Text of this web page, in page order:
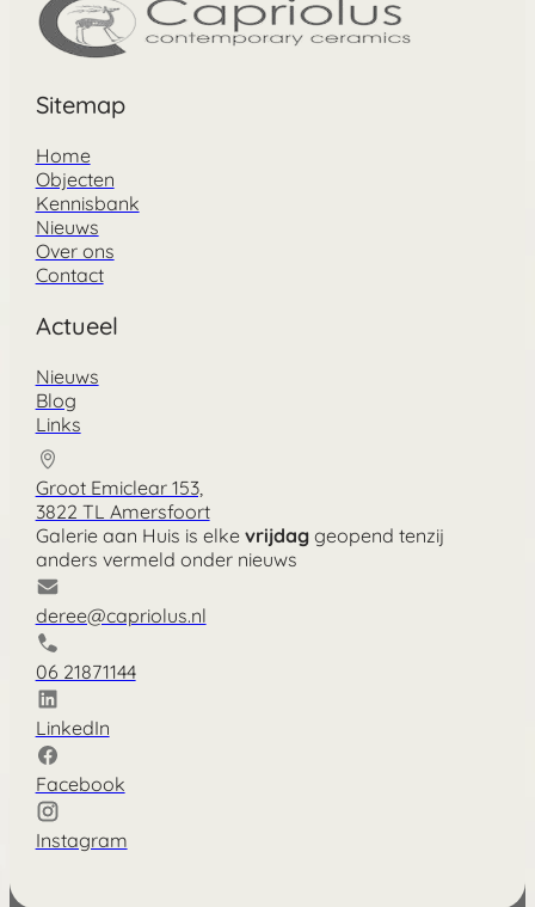
Sitemap
Home
Objecten
Kennisbank
Nieuws
Over ons
Contact
Actueel
Nieuws
Blog
Links
Groot Emiclear 153,
3822 TL Amersfoort
Galerie aan Huis is elke vrijdaggeopend tenzij
anders vermeld onder nieuws
deree@capriolus.nl
06 21871144
LinkedIn
Facebook
Instagram